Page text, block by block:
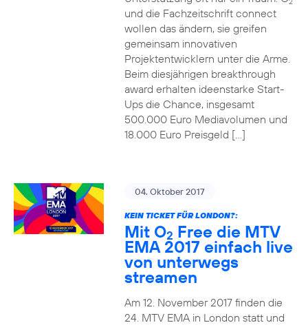
und die Fachzeitschrift connect
wollen das ändern, sie greifen
gemeinsam innovativen
Projektentwicklern unter die Arme.
Beim diesjährigen breakthrough
award erhalten ideenstarke Start-
Ups die Chance, insgesamt
500.000 Euro Mediavolumen und
18.000 Euro Preisgeld […]
04. Oktober 2017
KEIN TICKET FÜR LONDON?:
Mit O2 Free die MTV
EMA 2017 einfach live
von unterwegs
streamen
Am 12. November 2017 finden die
24. MTV EMA in London statt und